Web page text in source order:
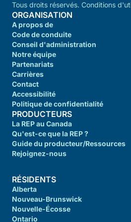
Tous droits réservés. Conditions
ORGANISATION
A propos de
Code de conduite
Conseil d'administration
Notre équipe
Partenariats
Carrières
Contact
Accessibilité
Politique de confidentialité
PRODUCTEURS
La REP au Canada
Qu'est-ce que la REP ?
Guide du producteur/Ressources
Rejoignez-nous
RÉSIDENTS
Alberta
Nouveau-Brunswick
Nouvelle-Écosse
Ontario